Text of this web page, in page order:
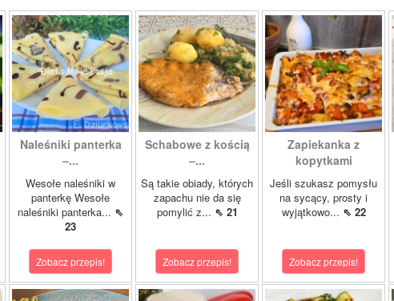
Naleśniki panterka
–...
Wesołe naleśniki w
panterkę Wesołe
naleśniki panterka... ⇖
23
Zobacz przepis!
Schabowe z kością
–...
Są takie obiady, których
zapachu nie da się
pomylić z... ⇖ 21
Zobacz przepis!
Zapiekanka z
kopytkami
Jeśli szukasz pomysłu
na sycący, prosty i
wyjątkowo... ⇖ 22
Zobacz przepis!